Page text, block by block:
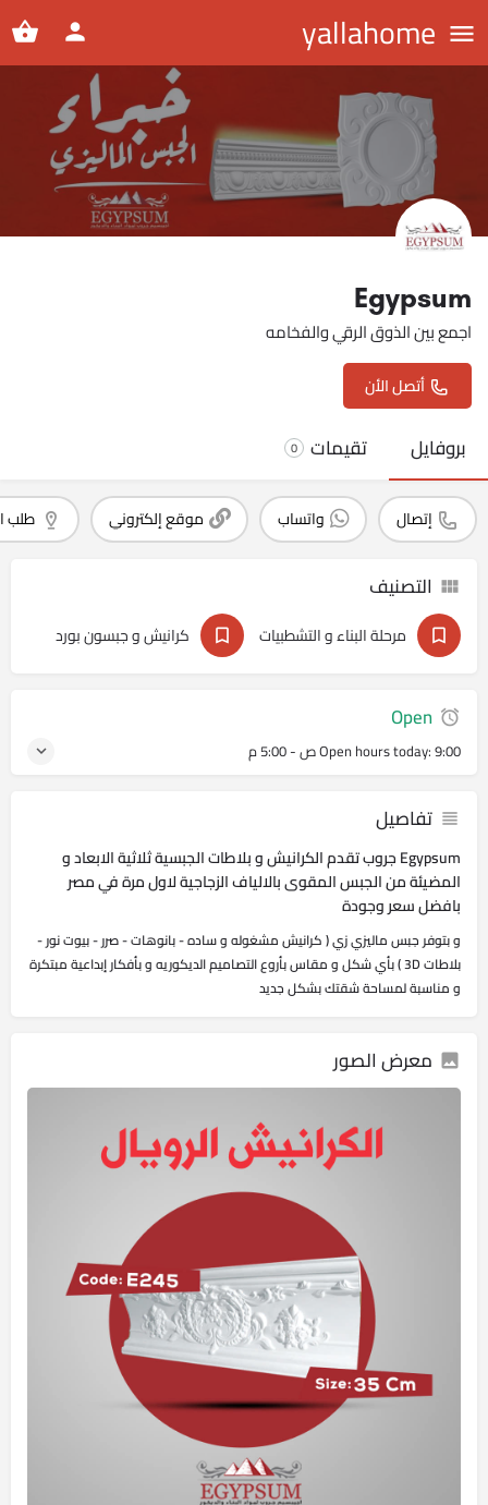
yallahome
Egypsum
اجمع بين الذوق الرقي والفخامه
أتصل الأن
بروفايل تقيمات 0
إتصال واتساب موقع إلكتروني طلب
التصنيف
مرحلة البناء و التشطبيات كرانيش و جبسون بورد
Open
Open hours today:9:00 ص - 5:00 م
تفاصيل
Egypsum جروب تقدم الكرانيش و بلاطات الجبسية ثلاثية الابعاد و
المضيئة من الجبس المقوى بالالياف الزجاجية لاول مرة في مصر
بافضل سعر وجودة
و بتوفر جبس ماليزي زي ( كرانيش مشغوله و ساده - بانوهات - صرر - بيوت نور -
بلاطات 3D ) بأي شكل و مقاس بأروع التصاميم الديكوريه و بأفكار إبداعية مبتكرة
و مناسبة لمساحة شقتك بشكل جديد
معرض الصور